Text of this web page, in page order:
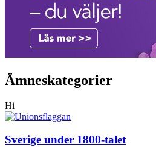
Ämneskategorier
Hi
Sverige under 1800-talet